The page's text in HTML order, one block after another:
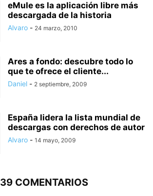
eMule es la aplicación libre más
descargada de la historia
Alvaro - 24 marzo, 2010
Ares a fondo: descubre todo lo
que te ofrece el cliente...
Daniel - 2 septiembre, 2009
España lidera la lista mundial de
descargas con derechos de autor
Alvaro - 14 mayo, 2009
39 COMENTARIOS